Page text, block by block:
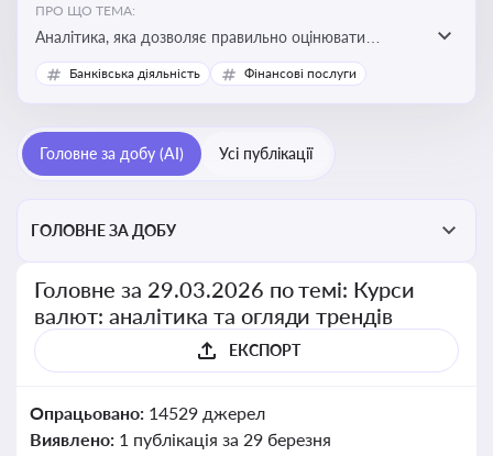
ПРО ЩО ТЕМА:
Аналітика, яка дозволяє правильно оцінювати
фінансові ризики та планувати витрати. Зміни в
курсах валют можуть вплинути на собівартість
Банківська діяльність Фінансові послуги
Головне за добу (AI) Усі публікації
ГОЛОВНЕ ЗА ДОБУ
Головне за 29.03.2026 по темі: Курси
валют: аналітика та огляди трендів
ЕКСПОРТ
Опрацьовано: 14529 джерел
Виявлено: 1 публікація за 29 березня